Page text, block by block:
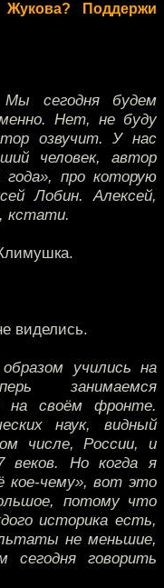
Поддержи
сегодня будем
Нет, не буду
озвучит. У нас
человек, автор
про которую
Лобин. Алексей,
кстати.
виделись.
учились на
занимаемся
на своём фронте.
наук, видный
числе, России, и
веков. Но когда я
кое-чему», вот это
потому что
историка есть,
не меньшие,
сегодня говорить